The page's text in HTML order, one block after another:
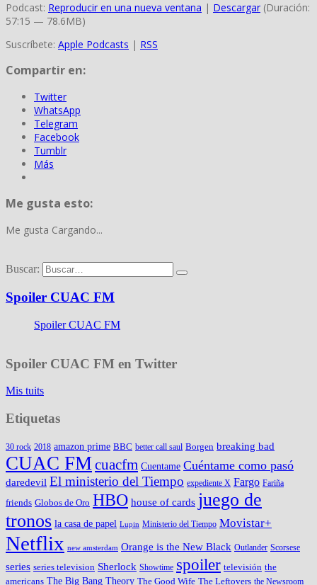
Podcast: Reproducir en una nueva ventana | Descargar (Duración:
57:15 — 78.6MB)
Suscríbete: Apple Podcasts | RSS
Compartir en:
Twitter
WhatsApp
Telegram
Facebook
Tumblr
Más
Me gusta esto:
Me gusta Cargando...
Buscar:
Spoiler CUAC FM
Spoiler CUAC FM
Spoiler CUAC FM en Twitter
Mis tuits
Etiquetas
30 rock 2018 amazon prime BBC better call saul Borgen breaking bad
CUAC FMcuacfm Cuentame Cuéntame como pasó
daredevil El ministerio del Tiempo expediente X Fargo Fariña
friends Globos de Oro HBO house of cards juego de
tronos la casa de papel Lupin Ministerio del Tiempo Movistar+
Netflix new amsterdam Orange is the New Black Outlander Scorsese
series series television Sherlock Showtime spoiler televisión the
americans The Big Bang Theory The Good Wife The Leftovers the Newsroom